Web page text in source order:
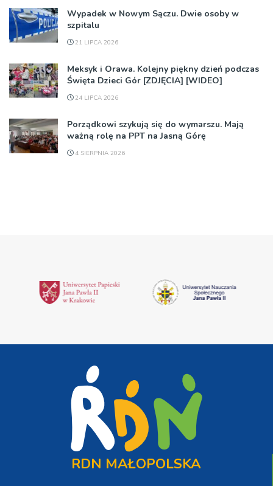
Wypadek w Nowym Sączu. Dwie osoby w
szpitalu
21 LIPCA 2026
Meksyk i Orawa. Kolejny piękny dzień podczas
Święta Dzieci Gór [ZDJĘCIA] [WIDEO]
24 LIPCA 2026
Porządkowi szykują się do wymarszu. Mają
ważną rolę na PPT na Jasną Górę
4 SIERPNIA 2026
RDN MAŁOPOLSKA